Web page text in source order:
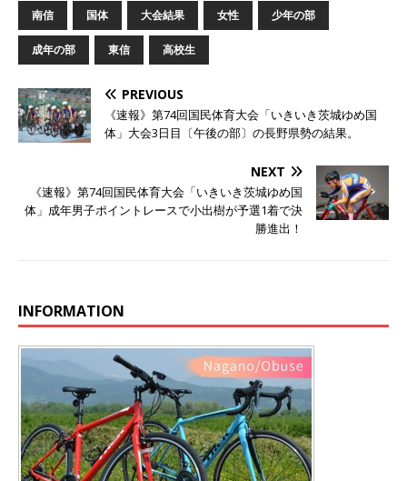
南信 国体 大会結果 女性 少年の部
成年の部 東信 高校生
PREVIOUS
《速報》第74回国民体育大会「いきいき茨城ゆめ国
体」大会3日目〔午後の部〕の長野県勢の結果。
NEXT
《速報》第74回国民体育大会「いきいき茨城ゆめ国
体」成年男子ポイントレースで小出樹が予選1着で決
勝進出！
INFORMATION